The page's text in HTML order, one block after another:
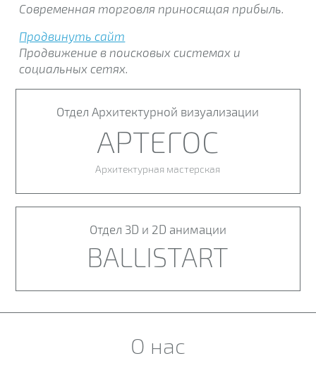
Современная торговля приносящая прибыль.
Продвинуть сайт
Продвижение в поисковых системах и
социальных сетях.
Отдел Архитектурной визуализации
АРТЕГОС
Архитектурная мастерская
Отдел 3D и 2D анимации
BALLISTART
О нас